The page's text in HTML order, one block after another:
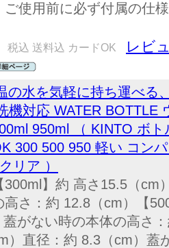
ご使用前に必ず付属の仕
税込 送料込 カードOK
レビ
の水を気軽に持ち運べる
機対応 WATER BOTTLE
950ml （ KINTO ボ
300 500 950 軽い コン
リア ）
300ml】約 高さ15.5（cm
高さ：約 12.8（cm）【
蓋がない時の本体の高さ
）直径：約 8.3（cm）蓋